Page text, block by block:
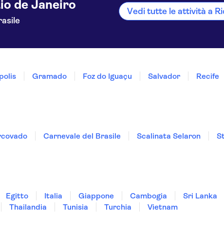
de Janeiro Vedi tutte le attività a
Gramado Foz do Iguaçu Salvador Recife
Carnevale del Brasile Scalinata Selaron
Egitto Italia Giappone Cambogia Sri Lanka
Thailandia
Tunisia Turchia Vietnam